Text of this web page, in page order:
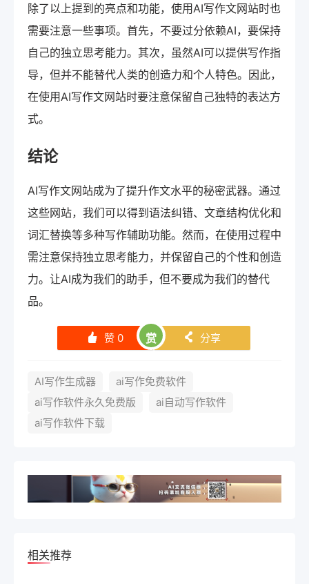
除了以上提到的亮点和功能，使用AI写作文网站时也
需要注意一些事项。首先，不要过分依赖AI，要保持
自己的独立思考能力。其次，虽然AI可以提供写作指
导，但并不能替代人类的创造力和个人特色。因此，
在使用AI写作文网站时要注意保留自己独特的表达方
式。
结论
AI写作文网站成为了提升作文水平的秘密武器。通过
这些网站，我们可以得到语法纠错、文章结构优化和
词汇替换等多种写作辅助功能。然而，在使用过程中
需注意保持独立思考能力，并保留自己的个性和创造
力。让AI成为我们的助手，但不要成为我们的替代
品。
󰄼 赞 0 赏 󰄯 分享
AI写作生成器
ai写作免费软件
ai写作软件永久免费版
ai自动写作软件
ai写作软件下载
相关推荐